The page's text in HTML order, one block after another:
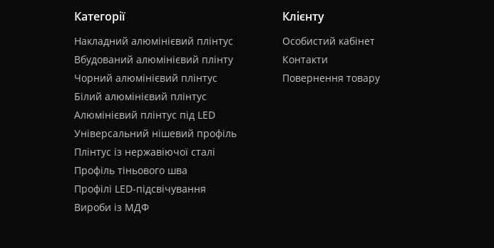
Категорії
Накладний алюмінієвий плінтус
Вбудований алюмінієвий плінту
Чорний алюмінієвий плінтус
Білий алюмінієвий плінтус
Алюмінієвий плінтус під LED
Універсальний нішевий профіль
Плінтус із нержавіючої сталі
Профіль тіньового шва
Профілі LED-підсвічування
Вироби із МДФ
Клієнту
Особистий кабінет
Контакти
Повернення товару